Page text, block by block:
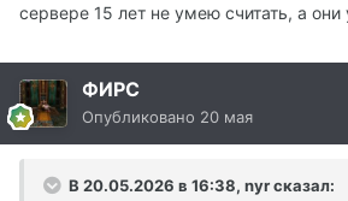
сервере 15 лет не умею считать, а
ФИРС
Опубликовано 20 мая
В 20.05.2026 в 16:38, nyrсказал: